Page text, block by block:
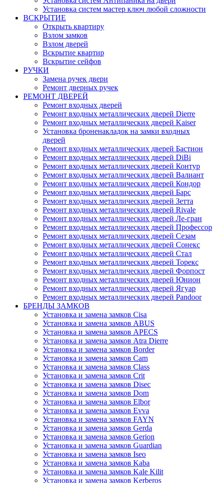
Установка систем мастер ключ любой сложности
ВСКРЫТИЕ
Открыть квартиру
Взлом замков
Взлом дверей
Вскрытие квартир
Вскрытие сейфов
РУЧКИ
Замена ручек двери
Ремонт дверных ручек
РЕМОНТ ДВЕРЕЙ
Ремонт входных дверей
Ремонт входных металлических дверей Dierre
Ремонт входных металлических дверей Kaiser
Установка броненакладок на замки входных
дверей
Ремонт входных металлических дверей Бастион
Ремонт входных металлических дверей DiBi
Ремонт входных металлических дверей Контур
Ремонт входных металлических дверей Валиант
Ремонт входных металлических дверей Кондор
Ремонт входных металлических дверей Барс
Ремонт входных металлических дверей Зетта
Ремонт входных металлических дверей Rivale
Ремонт входных металлических дверей Ле-гран
Ремонт входных металлических дверей Профессор
Ремонт входных металлических дверей Сезам
Ремонт входных металлических дверей Сонекс
Ремонт входных металлических дверей Стал
Ремонт входных металлических дверей Торекс
Ремонт входных металлических дверей Форпост
Ремонт входных металлических дверей Юнион
Ремонт входных металлических дверей Ягуар
Ремонт входных металлических дверей Pandoor
БРЕНДЫ ЗАМКОВ
Установка и замена замков Cisa
Установка и замена замков ABUS
Установка и замена замков APECS
Установка и замена замков Atra Dierre
Установка и замена замков Border
Установка и замена замков Cam
Установка и замена замков Class
Установка и замена замков Crit
Установка и замена замков Disec
Установка и замена замков Dom
Установка и замена замков Elbor
Установка и замена замков Evva
Установка и замена замков FAYN
Установка и замена замков Gerda
Установка и замена замков Gerion
Установка и замена замков Guardian
Установка и замена замков Iseo
Установка и замена замков Kaba
Установка и замена замков Kale Kilit
Установка и замена замков Kerberos